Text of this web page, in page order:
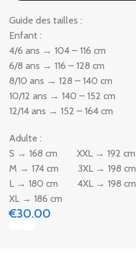
Guide des tailles :
Enfant :
4/6 ans → 104 – 116 cm
6/8 ans → 116 – 128 cm
8/10 ans → 128 – 140 cm
10/12 ans → 140 – 152 cm
12/14 ans → 152 – 164 cm
Adulte :
S → 168 cm XXL → 192 cm
M → 174 cm 3XL → 198 cm
L → 180 cm 4XL → 198 cm
XL → 186 cm
€30.00